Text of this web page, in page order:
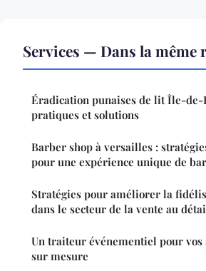
Services — Dans la même
Éradication punaises de lit Île-de-
pratiques et solutions
Barber shop à versailles :
pour une expérience unique de
Stratégies pour améliorer la
dans le secteur de la vente au
Un traiteur événementiel pour vos
sur mesure